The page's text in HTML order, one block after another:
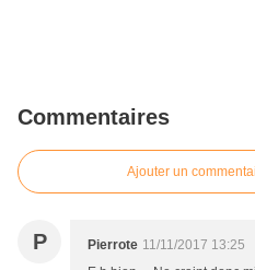
Commentaires
Ajouter un
P Pierrote 11/11/2017 13:25